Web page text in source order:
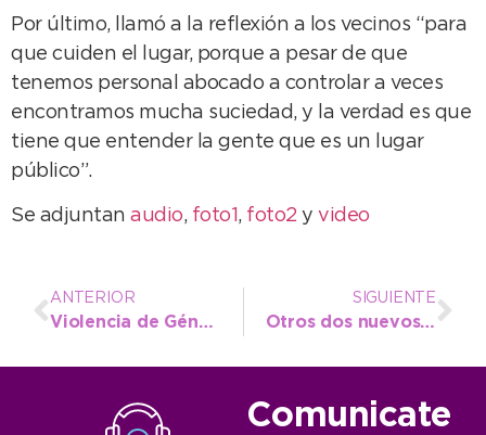
Por último, llamó a la reflexión a los vecinos “para
que cuiden el lugar, porque a pesar de que
tenemos personal abocado a controlar a veces
encontramos mucha suciedad, y la verdad es que
tiene que entender la gente que es un lugar
público”.
Se adjuntan audio, foto1 , foto2 y video
ANTERIOR
Violencia de Género: López con Fiscalía por la pronta aplicación del botón antipánico
SIGUIENTE
Otros dos nuevos equipos para el Hospital Ferreyra que ratifican el cambio en Salud
Comunicate